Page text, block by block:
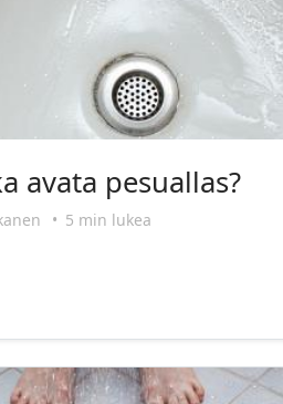
avata pesuallas?
• 5 min lukea